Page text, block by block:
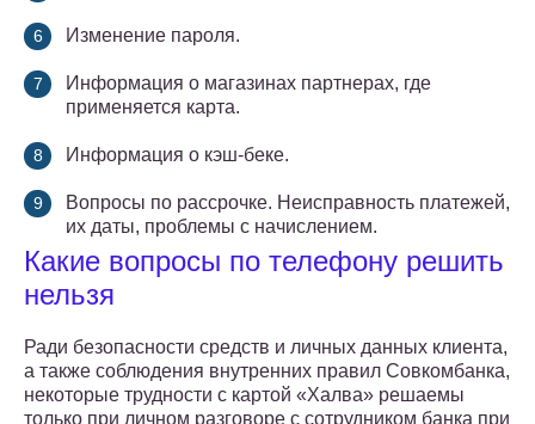
Изменение пароля.
Информация о магазинах партнерах, где
применяется карта.
Информация о кэш-беке.
Вопросы по рассрочке. Неисправность платежей,
их даты, проблемы с начислением.
Какие вопросы по телефону решить
нельзя
Ради безопасности средств и личных данных клиента,
а также соблюдения внутренних правил Совкомбанка,
некоторые трудности с картой «Халва» решаемы
только при личном разговоре с сотрудником банка при